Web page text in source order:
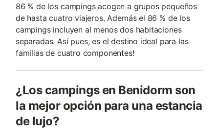
86 % de los campings acogen a grupos pequeños
de hasta cuatro viajeros. Además el 86 % de los
campings incluyen al menos dos habitaciones
separadas. Así pues, es el destino ideal para las
familias de cuatro componentes!
¿Los campings en Benidorm son
la mejor opción para una estancia
de lujo?